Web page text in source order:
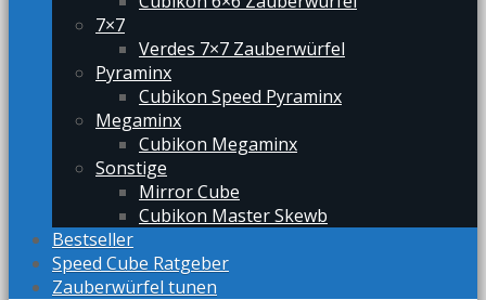
7×7
Verdes 7×7 Zauberwürfel
Pyraminx
Cubikon Speed Pyraminx
Megaminx
Cubikon Megaminx
Sonstige
Mirror Cube
Cubikon Master Skewb
Bestseller
Speed Cube Ratgeber
Zauberwürfel tunen